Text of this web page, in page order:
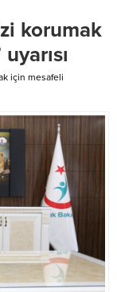
korumak
için mesafeli